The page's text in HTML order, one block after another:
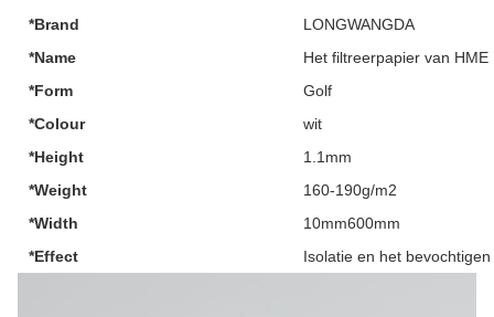
*Brand
LONGWANGDA
*Name
Het filtreerpapier van HME
*Form
Golf
*Colour
wit
*Height
1.1mm
*Weight
160-190g/m2
*Width
10mm600mm
*Effect
Isolatie en het bevochtigen